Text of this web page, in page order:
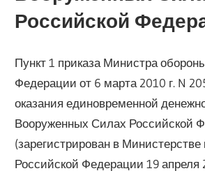
Российской
Пункт 1 приказа Министра
Федерации от 6 марта 2010 г. N
оказания единовременной
Вооруженных Силах Российской
(зарегистрирован в
Российской Федерации 19 апреля